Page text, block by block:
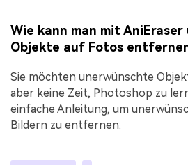
Wie kann man mit
Objekte auf Fotos
Sie möchten unerwünschte
aber keine Zeit, Photoshop zu
einfache Anleitung, um
Bildern zu entfernen: